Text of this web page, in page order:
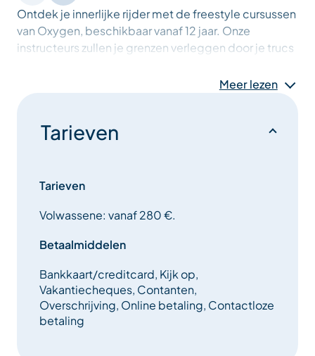
Ontdek je innerlijke rijder met de freestyle cursussen
van Oxygen, beschikbaar vanaf 12 jaar. Onze
instructeurs zullen je grenzen verleggen door je trucs
vrienden of familie? Stel je groep samen, maximaal 8
Meer lezen
Tarieven
Tarieven
Volwassene: vanaf 280 €.
Betaalmiddelen
Bankkaart/creditcard, Kijk op,
Vakantiecheques, Contanten,
Overschrijving, Online betaling, Contactloze
betaling